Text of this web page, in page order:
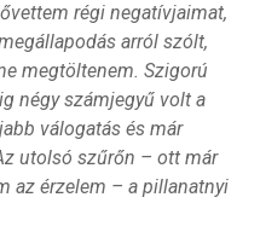
régi negatívjaimat,
arról szólt,
megtöltenem. Szigorú
négy számjegyű volt a
válogatás és már
utolsó szűrőn – ott már
az érzelem – a pillanatnyi